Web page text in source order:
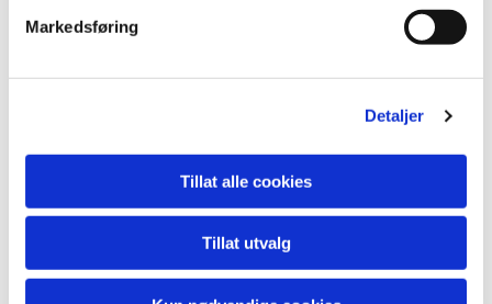
Markedsføring
Detaljer
Tillat alle cookies
Tillat utvalg
Skriv en kommentar